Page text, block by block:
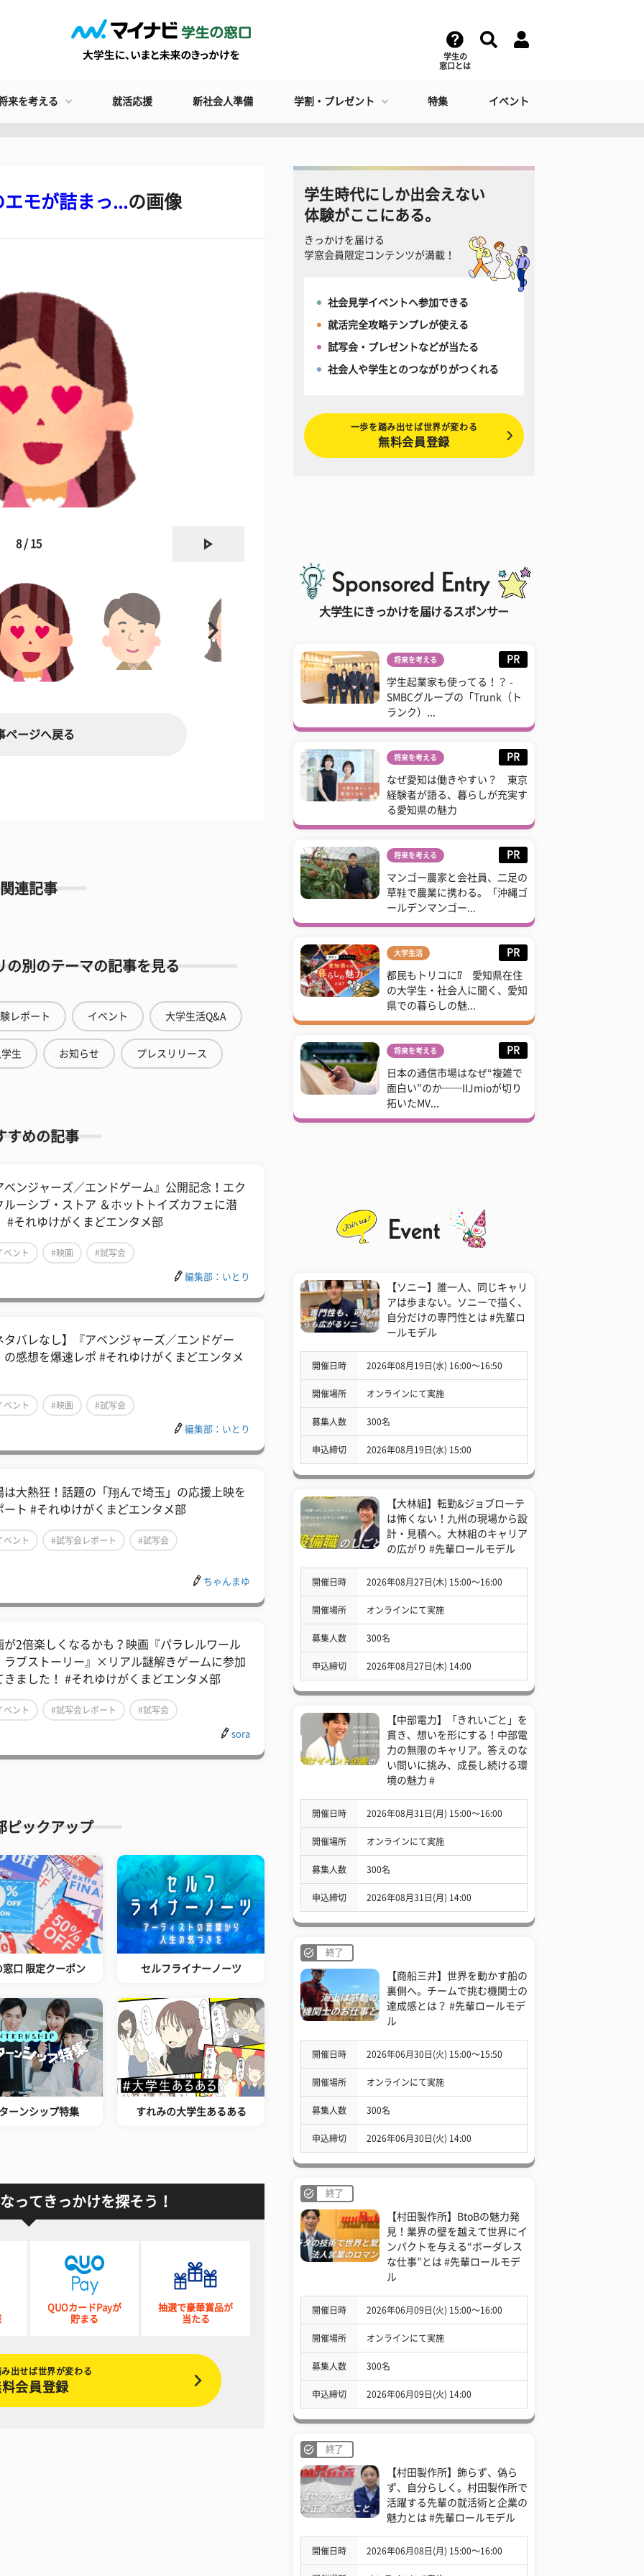
学生の
窓口とは
来を考える 就活応援 新社会人準備 学割・プレゼント 特集 イベント
モが詰まっ...の画像
8 / 15
ページへ戻る
関連記事
の別のテーマの記事を見る
レポート イベント 大学生活Q&A
生 お知らせ プレスリリース
すめの記事
ベンジャーズ／エンドゲーム』公開記念！エク
ルーシブ・ストア ＆ホットトイズカフェに潜
#それゆけがくまどエンタメ部
ベント #映画 #試写会
編集部：いとり
タバレなし】『アベンジャーズ／エンドゲー
の感想を爆速レポ #それゆけがくまどエンタメ
ベント #映画 #試写会
編集部：いとり
は大熱狂！話題の「翔んで埼玉」の応援上映を
ート #それゆけがくまどエンタメ部
ベント #試写会レポート #試写会
ちゃんまゆ
が2倍楽しくなるかも？映画『パラレルワール
ラブストーリー』×リアル謎解きゲームに参加
きました！ #それゆけがくまどエンタメ部
ベント #試写会レポート #試写会
sora
ピックアップ
窓口 限定クーポン セルフライナーノーツ
ーンシップ特集 すれみの大学生あるある
ってきっかけを探そう！
QUOカードPayが
貯まる
抽選で豪華賞品が
当たる
出せば世界が変わる
会員登録
学生時代にしか出会えない
体験がここにある。
きっかけを届ける
学窓会員限定コンテンツが満載！
社会見学イベントへ参加できる
就活完全攻略テンプレが使える
試写会・プレゼントなどが当たる
社会人や学生とのつながりがつくれる
一歩を踏み出せば世界が変わる
無料会員登録
大学生にきっかけを届けるスポンサー
将来を考える PR
学生起業家も使ってる！？ -
SMBCグループの「Trunk（ト
ランク）...
将来を考える PR
なぜ愛知は働きやすい？ 東京
経験者が語る、暮らしが充実す
る愛知県の魅力
将来を考える PR
マンゴー農家と会社員、二足の
草鞋で農業に携わる。「沖縄ゴ
ールデンマンゴー...
大学生活 PR
都民もトリコに⁉ 愛知県在住
の大学生・社会人に聞く、愛知
県での暮らしの魅...
将来を考える PR
日本の通信市場はなぜ“複雑で
面白い”のか──IIJmioが切り
拓いたMV...
【ソニー】誰一人、同じキャリ
アは歩まない。ソニーで描く、
自分だけの専門性とは #先輩ロ
ールモデル
開催日時 2026年08月19日(水) 16:00〜16:50
開催場所 オンラインにて実施
募集人数 300名
申込締切 2026年08月19日(水) 15:00
【大林組】転勤&ジョブローテ
は怖くない！九州の現場から設
計・見積へ。大林組のキャリア
の広がり #先輩ロールモデル
開催日時 2026年08月27日(木) 15:00〜16:00
開催場所 オンラインにて実施
募集人数 300名
申込締切 2026年08月27日(木) 14:00
【中部電力】「きれいごと」を
貫き、想いを形にする！中部電
力の無限のキャリア。答えのな
い問いに挑み、成長し続ける環
境の魅力 #
開催日時 2026年08月31日(月) 15:00〜16:00
開催場所 オンラインにて実施
募集人数 300名
申込締切 2026年08月31日(月) 14:00
終了
【商船三井】世界を動かす船の
裏側へ。チームで挑む機関士の
達成感とは？ #先輩ロールモデ
ル
開催日時 2026年06月30日(火) 15:00〜15:50
開催場所 オンラインにて実施
募集人数 300名
申込締切 2026年06月30日(火) 14:00
終了
【村田製作所】BtoBの魅力発
見！業界の壁を越えて世界にイ
ンパクトを与える“ボーダレス
な仕事”とは #先輩ロールモデ
ル
開催日時 2026年06月09日(火) 15:00〜16:00
開催場所 オンラインにて実施
募集人数 300名
申込締切 2026年06月09日(火) 14:00
終了
【村田製作所】飾らず、偽ら
ず、自分らしく。村田製作所で
活躍する先輩の就活術と企業の
魅力とは #先輩ロールモデル
開催日時 2026年06月08日(月) 15:00〜16:00